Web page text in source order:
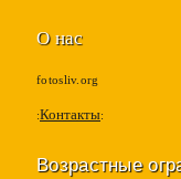
О нас
fotosliv.org
Контакты
Возрастные